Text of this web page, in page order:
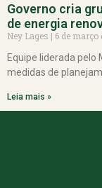
Governo cria
de energia
Ney Lages
6 de março
Equipe liderada pelo
medidas de
Leia mais »